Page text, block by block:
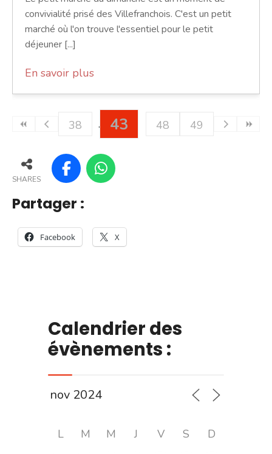
convivialité prisé des Villefranchois. C'est un petit
marché où l'on trouve l'essentiel pour le petit
déjeuner [...]
En savoir plus
38 43 48 49
SHARES
Partager :
Facebook X
Calendrier des
évènements :
L M M J V S D